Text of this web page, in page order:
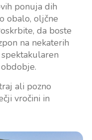
ponuja dih
obalo, oljčne
da boste
na nekaterih
ali pozno
vročini in